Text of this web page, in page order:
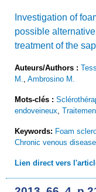
Investigation of
possible
treatment of the
Auteurs/Authors :
M.
Ambrosino M.
Mots-clés :
endoveineux
Keywords: Foam
Chronic venous
Lien direct vers